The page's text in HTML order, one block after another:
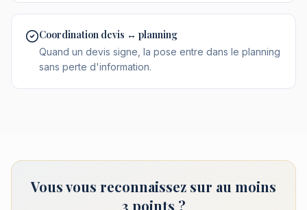
Coordination devis ↔ planning
Quand un devis signe, la pose entre dans le planning
sans perte d'information.
Vous vous reconnaissez sur au moins
3 points ?